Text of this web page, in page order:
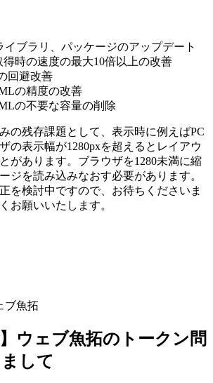
イブラリ、パッケージのアップデート
時の速度の最大10倍以上の改善
回避改善
の精度の改善
の不要な容量の削除
の残存課題として、表示時に例えばPC
の表示幅が1280pxを超えるとレイアウ
があります。ブラウザを1280未満に縮
ジを読み込みなおす必要があります。
を検討中ですので、お待ちくださいま
お願いいたします。
ブ魚拓
】ウェブ魚拓のトークン問
して